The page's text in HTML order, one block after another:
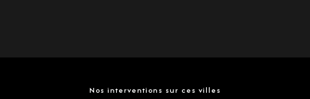
Nos interventions sur ces villes